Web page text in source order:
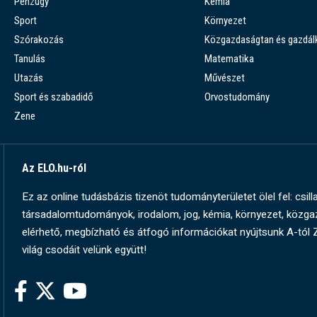
Sport
Szórakozás
Tanulás
Utazás
Sport és szabadidő
Zene
Környezet
Közgazdaságtan és
Matematika
Művészet
Orvostudomány
Az ELO.hu-ról
Ez az online tudásbázis tizenöt tudományterületet ölel fel:
társadalomtudományok, irodalom, jog, kémia, környezet,
elérhető, megbízható és átfogó információkat nyújtsunk A-tól
világ csodáit velünk együtt!